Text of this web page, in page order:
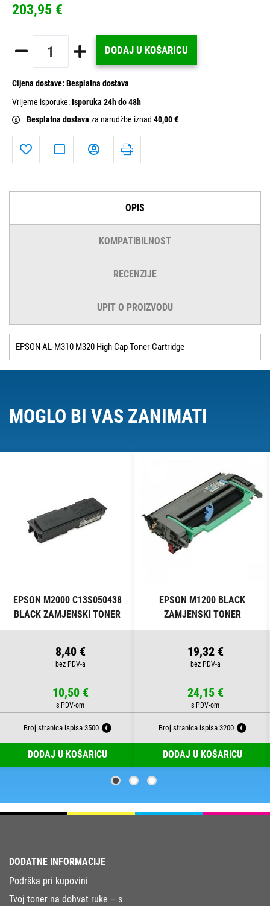
203,95 €
DODAJ U KOŠARICU
Cijena dostave: Besplatna dostava
Vrijeme isporuke:Isporuka 24h do 48h
Besplatna dostava za narudžbe iznad 40,00 €
OPIS
KOMPATIBILNOST
RECENZIJE
UPIT O PROIZVODU
EPSON AL-M310 M320 High Cap Toner Cartridge
MOGLO BI VAS ZANIMATI
EPSON M2000 C13S050438
BLACK ZAMJENSKI TONER
8,40 €
10,50 €
Broj stranica ispisa 3500
DODAJ U KOŠARICU
EPSON M1200 BLACK
ZAMJENSKI TONER
19,32 €
24,15 €
Broj stranica ispisa 3200
DODAJ U KOŠARICU
DODATNE INFORMACIJE
Podrška pri kupovini
Tvoj toner na dohvat ruke – s